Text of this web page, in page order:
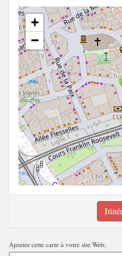
+
−
Ajouter cette carte à votre site Web;